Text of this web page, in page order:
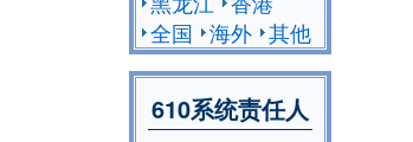
全国 海外 其他
610系统责任人